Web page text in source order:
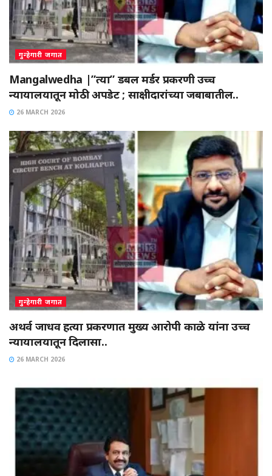
गुन्हेगारी जगात
Mangalwedha |”त्या” डबल मर्डर प्रकरणी उच्च
न्यायालयातून मोठी अपडेट ; साक्षीदारांच्या जबाबातील..
26 MARCH 2026
गुन्हेगारी जगात
अथर्व जाधव हत्या प्रकरणात मुख्य आरोपी काळे यांना उच्च
न्यायालयातून दिलासा..
26 MARCH 2026